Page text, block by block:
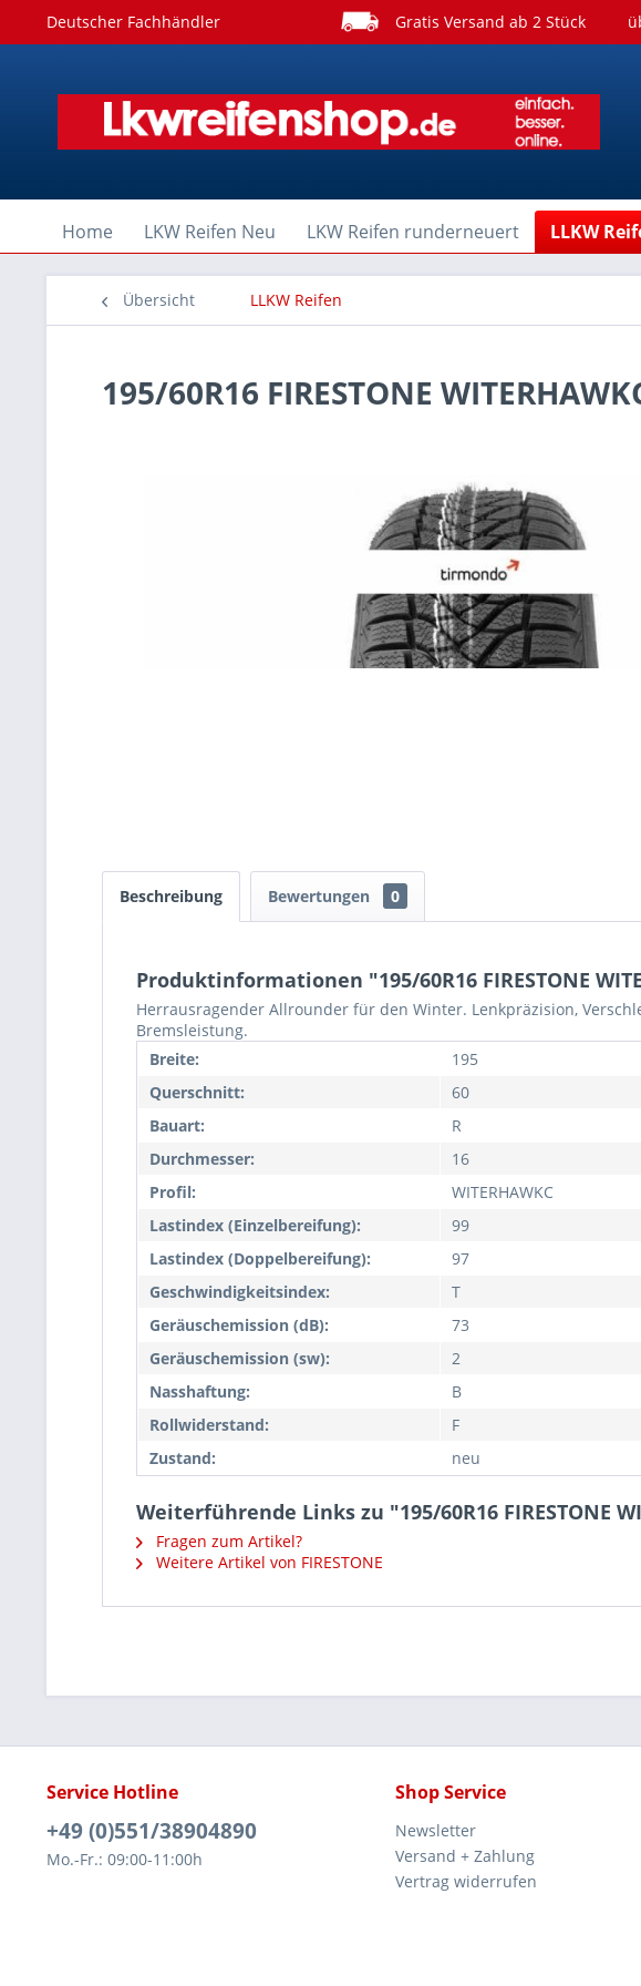
Deutscher Fachhändler Gratis Versand ab 2 Stück
Home LKW Reifen Neu LKW Reifen runderneuert LLKW
Übersicht LLKW Reifen
195/60R16 FIRESTONE
Beschreibung Bewertungen 0
Produktinformationen "195/60R16 FIRESTONE
Herrausragender Allrounder für den Winter. Lenkpräzision,
Bremsleistung.
Breite:
195
Querschnitt:
60
Bauart:
R
Durchmesser:
16
Profil:
WITERHAWKC
Lastindex (Einzelbereifung):
99
Lastindex (Doppelbereifung):
97
Geschwindigkeitsindex:
T
Geräuschemission (dB):
73
Geräuschemission (sw):
2
Nasshaftung:
B
Rollwiderstand:
F
Zustand:
neu
Weiterführende Links zu "195/60R16 FIRESTONE
Fragen zum Artikel?
Weitere Artikel von FIRESTONE
Service Hotline
+49 (0)551/38904890
Mo.-Fr.: 09:00-11:00h
Shop Service
Newsletter
Versand + Zahlung
Vertrag widerrufen